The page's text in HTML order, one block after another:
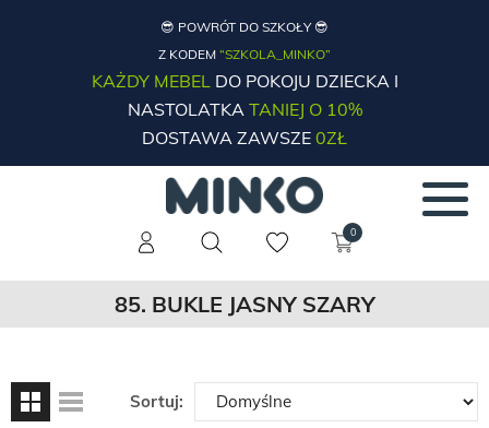
😎 POWRÓT DO SZKOŁY 😎
Z KODEM “SZKOLA_MINKO”
KAŻDY MEBELDO POKOJU DZIECKA I
NASTOLATKATANIEJ O 10%
DOSTAWA ZAWSZE 0ZŁ
0
85. BUKLE JASNY SZARY
Sortuj: